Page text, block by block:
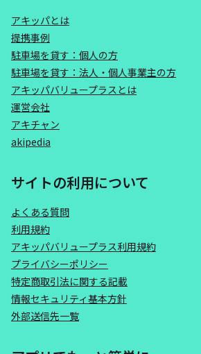
アキッパとは
提携事例
駐車場を貸す：個人の方
駐車場を貸す：法人・個人事業主の方
アキッパバリュープラスとは
運営会社
アキチャン
akipedia
サイトの利用について
よくある質問
利用規約
アキッパバリュープラス利用規約
プライバシーポリシー
特定商取引法に関する記載
情報セキュリティ基本方針
外部送信先一覧